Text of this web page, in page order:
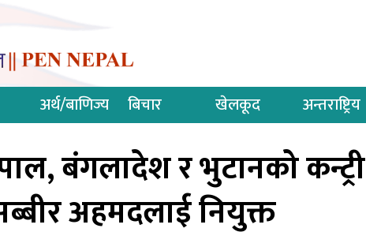
अर्थ/बाणिज्य बिचार खेलकूद अन्तराष्ट्रिय
बंगलादेश र भुटानको कन्ट्री
अहमदलाई नियुक्त